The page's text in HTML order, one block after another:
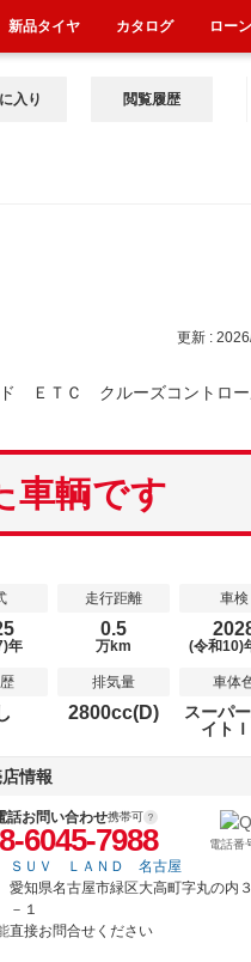
入り 閲覧履歴
更新 :
ＥＴＣ クルーズコントロ
車輌です
年
走行距離
0.5
万km
車検
(令和10)
排気量
2800cc(D)
車体
スーパ
イトＩ
情報
話お問い合わせ携帯可
6045-7988 電話番
ＳＵＶ ＬＡＮＤ 名古屋
愛知県名古屋市緑区大高町字丸の内
－１
直接お問合せください
新品タイヤ カタログ ローン